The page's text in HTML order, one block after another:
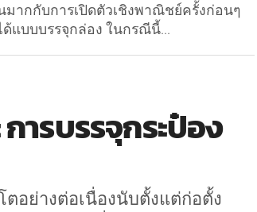
มากกับการเปิดตัวเชิงพาณิชย์ครั้งก่อนๆ
แบบบรรจุกล่อง ในกรณีนี้...
ารบรรจุกระป๋อง
ตอย่างต่อเนื่องนับตั้งแต่ก่อตั้ง